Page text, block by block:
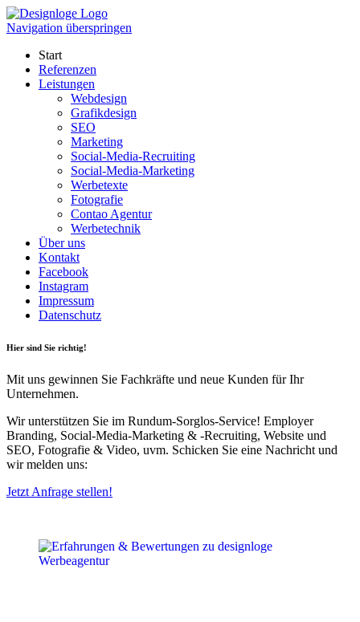
Navigation überspringen
Start
Referenzen
Leistungen
Webdesign
Grafikdesign
SEO
Marketing
Social-Media-Recruiting
Social-Media-Marketing
Werbetexte
Fotografie
Contao Agentur
Werbetechnik
Über uns
Kontakt
Facebook
Instagram
Impressum
Datenschutz
Hier sind Sie richtig!
Mit uns gewinnen Sie Fachkräfte und neue Kunden für Ihr
Unternehmen.
Wir unterstützen Sie im Rundum-Sorglos-Service! Employer
Branding, Social-Media-Marketing & -Recruiting, Website und
SEO, Fotografie & Video, uvm. Schicken Sie eine Nachricht und
wir melden uns:
Jetzt Anfrage stellen!